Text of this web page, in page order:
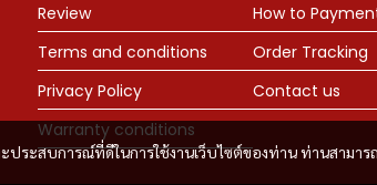
ระสบการณ์ที่ดีในการใช้งานเว็บไซต์ของท่าน ท่านสามาร
Review
Terms and conditions
Privacy Policy
Warranty conditions
How to
Order Tracking
Contact us